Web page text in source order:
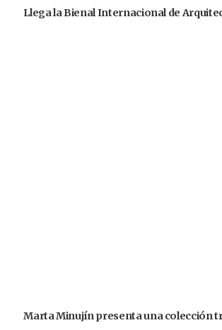
Llega la Bienal Internacional de
Marta Minujín presenta una colección